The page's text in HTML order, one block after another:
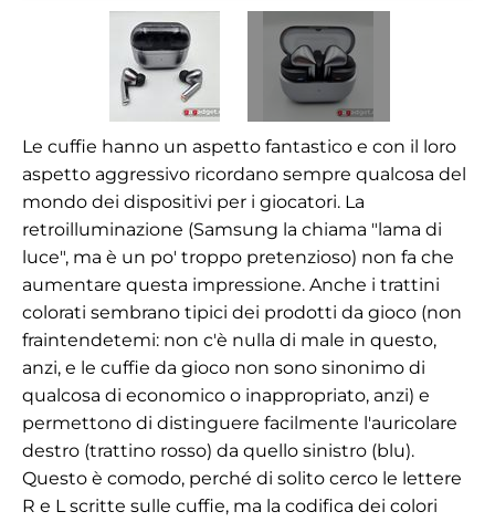
Le cuffie hanno un aspetto fantastico e con il loro
aspetto aggressivo ricordano sempre qualcosa del
mondo dei dispositivi per i giocatori. La
retroilluminazione (Samsung la chiama "lama di
luce", ma è un po' troppo pretenzioso) non fa che
aumentare questa impressione. Anche i trattini
colorati sembrano tipici dei prodotti da gioco (non
fraintendetemi: non c'è nulla di male in questo,
anzi, e le cuffie da gioco non sono sinonimo di
qualcosa di economico o inappropriato, anzi) e
permettono di distinguere facilmente l'auricolare
destro (trattino rosso) da quello sinistro (blu).
Questo è comodo, perché di solito cerco le lettere
R e L scritte sulle cuffie, ma la codifica dei colori